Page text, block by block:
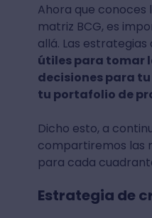
Ahora que
matriz BCG, es
allá. Las estrategias
útiles para tomar
decisiones para
tu portafolio de
Dicho esto, a
compartiremos las
para cada
Estrategia de